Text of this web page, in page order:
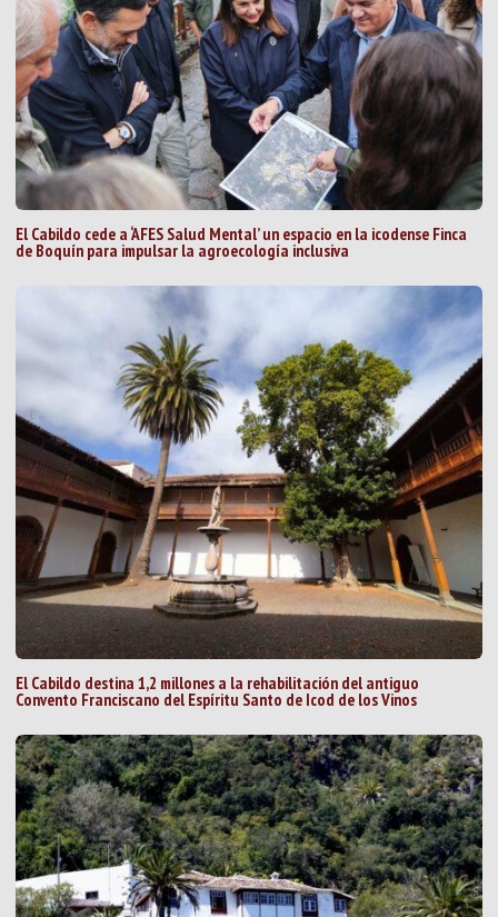
El Cabildo cede a ‘AFES Salud Mental’ un espacio en la icodense Finca
de Boquín para impulsar la agroecología inclusiva
El Cabildo destina 1,2 millones a la rehabilitación del antiguo
Convento Franciscano del Espíritu Santo de Icod de los Vinos